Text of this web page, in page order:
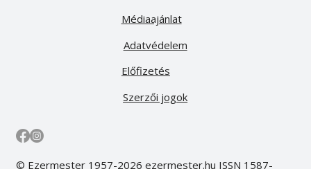
Médiaajánlat
Előfizetés
Adatvédelem
Szerzői jogok
© Ezermester 1957-2026 ezermester.hu ISSN 1587-